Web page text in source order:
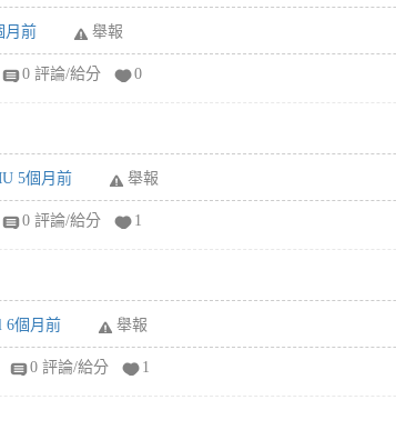
月前 舉報
0 評論/給分 0
5個月前 舉報
0 評論/給分 1
6個月前 舉報
0 評論/給分 1